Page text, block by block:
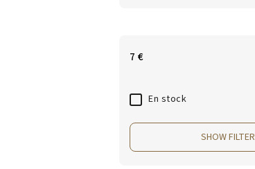
7 €
En stock
SHOW FILTER